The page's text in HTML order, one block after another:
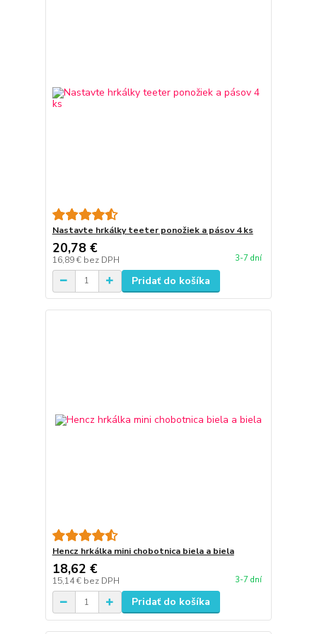
Nastavte hrkálky teeter ponožiek a pásov 4 ks
20,78 €
16,89 € bez DPH 3-7 dní
Pridať do košíka
Hencz hrkálka mini chobotnica biela a biela
18,62 €
15,14 € bez DPH 3-7 dní
Pridať do košíka